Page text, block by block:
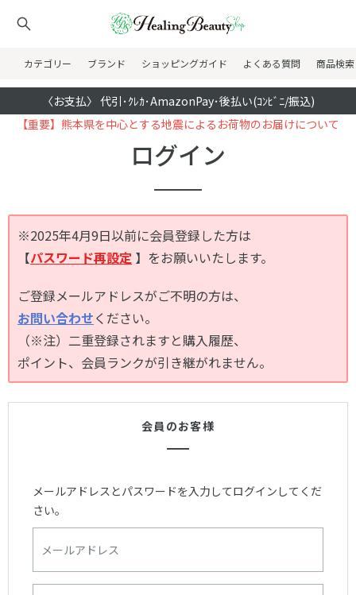
カテゴリー ブランド ショッピングガイド よくある質問 商品検索
〈お支払〉 代引･ｸﾚｶ･AmazonPay･後払い(ｺﾝﾋﾞﾆ/振込)
【重要】熊本県を中心とする地震によるお荷物のお届けについて
ログイン
※2025年4月9日以前に会員登録した方は
【パスワード再設定 】をお願いいたします。
ご登録メールアドレスがご不明の方は、
お問い合わせください。
（※注）二重登録されますと購入履歴、
ポイント、会員ランクが引き継がれません。
会員のお客様
メールアドレスとパスワードを入力してログインしてくだ
さい。